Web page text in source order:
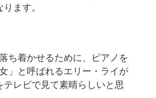
ます。
ち着かせるために、ピアノを
」と呼ばれるエリー・ライが
レビで見て素晴らしいと思